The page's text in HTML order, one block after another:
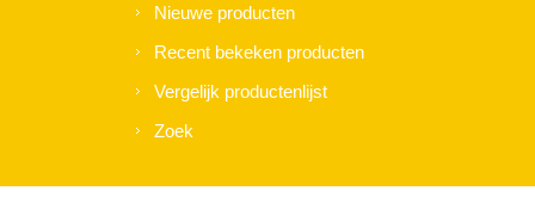
Nieuwe producten
Recent bekeken producten
Vergelijk productenlijst
Zoek